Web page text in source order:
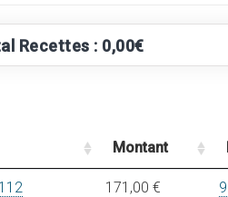
Recettes : 0,00€
Montant
171,00 €